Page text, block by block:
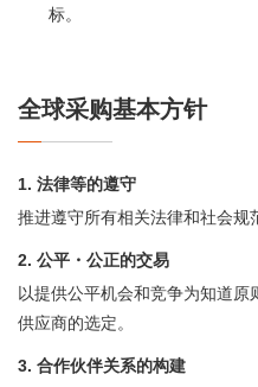
标。
全球采购基本方针
1. 法律等的遵守
推进遵守所有相关法律和社会规
2. 公平・公正的交易
以提供公平机会和竞争为知道
供应商的选定。
3. 合作伙伴关系的构建